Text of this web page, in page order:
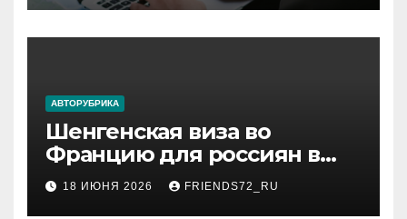
АВТОРУБРИКА
Шенгенская виза во
Францию для россиян в
2026 году: сроки от 3 дней
и список необходимых
18 ИЮНЯ 2026 FRIENDS72_RU